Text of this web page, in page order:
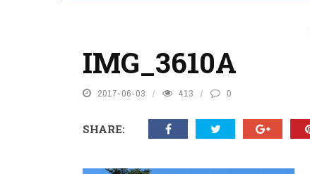
IMG_3610A
2017-06-03 413 0
SHARE: